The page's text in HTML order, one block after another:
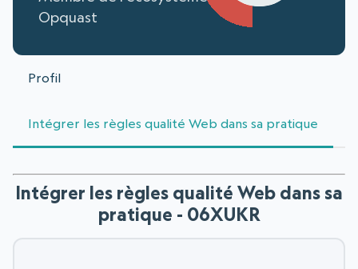
Opquast
Profil
Intégrer les règles qualité Web dans sa pratique
Intégrer les règles qualité Web dans sa
pratique - 06XUKR